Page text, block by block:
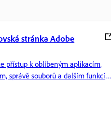
stránka Adobe
přístup k oblíbeným aplikacím,
správě souborů a dalším funkcím